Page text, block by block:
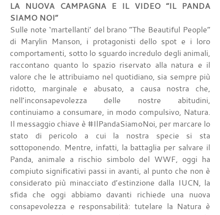
LA NUOVA CAMPAGNA E IL VIDEO “IL PANDA
SIAMO NOI”
Sulle note ‘martellanti’ del brano “The Beautiful People”
di Marylin Manson, i protagonisti dello spot e i loro
comportamenti, sotto lo sguardo incredulo degli animali,
raccontano quanto lo spazio riservato alla natura e il
valore che le attribuiamo nel quotidiano, sia sempre più
ridotto, marginale e abusato, a causa nostra che,
nell’inconsapevolezza delle nostre abitudini,
continuiamo a consumare, in modo compulsivo, Natura.
Il messaggio chiave è #IlPandaSiamoNoi, per marcare lo
stato di pericolo a cui la nostra specie si sta
sottoponendo. Mentre, infatti, la battaglia per salvare il
Panda, animale a rischio simbolo del WWF, oggi ha
compiuto significativi passi in avanti, al punto che non è
considerato più minacciato d’estinzione dalla IUCN, la
sfida che oggi abbiamo davanti richiede una nuova
consapevolezza e responsabilità: tutelare la Natura è